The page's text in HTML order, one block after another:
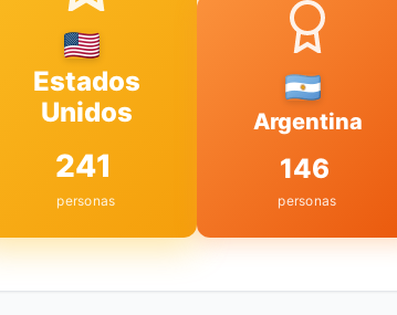
Estados
Unidos
241
personas
Argentina
146
personas